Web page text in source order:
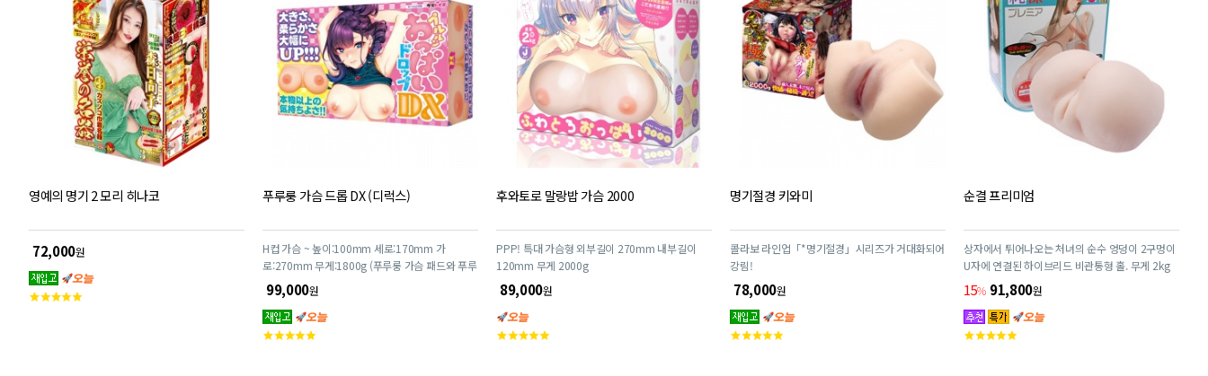
영예의 명기 2 모리 히나코
72,000원
고
푸루룽 가슴 드롭 DX (디럭스)
H컵 가슴 ~ 높이:100mm 세로:170mm 가
로:270mm 무게:1800g (푸루룽 가슴 패드와 푸루
룽 가슴 패드 커버는 별도 구매하셔야 합니다)
99,000원
고
후와토로 말랑밥 가슴 2000
PPP! 특대 가슴형 외부길이 270mm 내부길이
120mm 무게 2000g
89,000원
고
명기절경 키와미
콜라보 라인업「*명기절경」시리즈가 거대화되어
강림!
78,000원
고
순결 프리미엄
상자에서 튀어나오는 처녀의 순수 엉덩이 2구멍이
U자에 연결된 하이브리드 비관통형 홀. 무게 2kg
15% 91,800원
고